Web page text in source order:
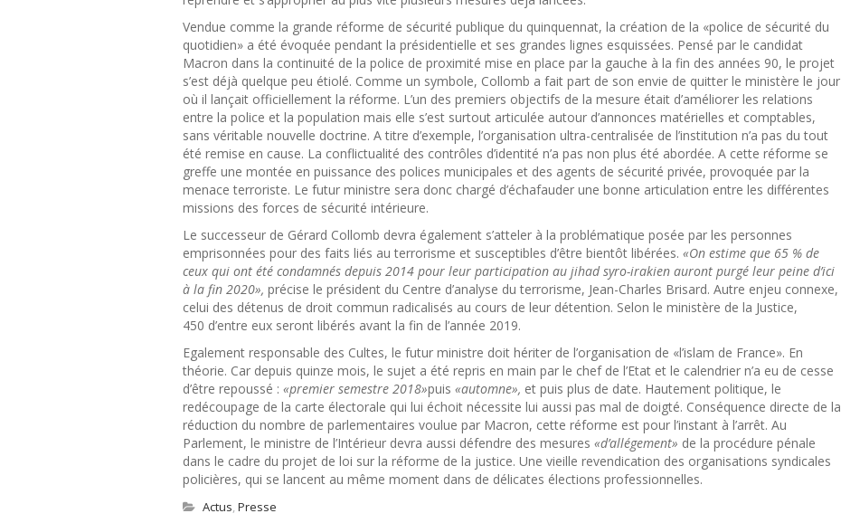
Vendue comme la grande réforme de sécurité publique du quinquennat, la création de la «police de sécurité du
quotidien» a été évoquée pendant la présidentielle et ses grandes lignes esquissées. Pensé par le candidat
Macron dans la continuité de la police de proximité mise en place par la gauche à la fin des années 90, le projet
s’est déjà quelque peu étiolé. Comme un symbole, Collomb a fait part de son envie de quitter le ministère le jour
où il lançait officiellement la réforme. L’un des premiers objectifs de la mesure était d’améliorer les relations
entre la police et la population mais elle s’est surtout articulée autour d’annonces matérielles et comptables,
sans véritable nouvelle doctrine. A titre d’exemple, l’organisation ultra-centralisée de l’institution n’a pas du tout
été remise en cause. La conflictualité des contrôles d’identité n’a pas non plus été abordée. A cette réforme se
greffe une montée en puissance des polices municipales et des agents de sécurité privée, provoquée par la
menace terroriste. Le futur ministre sera donc chargé d’échafauder une bonne articulation entre les différentes
missions des forces de sécurité intérieure.
Le successeur de Gérard Collomb devra également s’atteler à la problématique posée par les personnes
emprisonnées pour des faits liés au terrorisme et susceptibles d’être bientôt libérées. «On estime que 65 % de
ceux qui ont été condamnés depuis 2014 pour leur participation au jihad syro-irakien auront purgé leur peine d’ici
à la fin 2020», précise le président du Centre d’analyse du terrorisme, Jean-Charles Brisard. Autre enjeu connexe,
celui des détenus de droit commun radicalisés au cours de leur détention. Selon le ministère de la Justice,
450 d’entre eux seront libérés avant la fin de l’année 2019.
Egalement responsable des Cultes, le futur ministre doit hériter de l’organisation de «l’islam de France». En
théorie. Car depuis quinze mois, le sujet a été repris en main par le chef de l’Etat et le calendrier n’a eu de cesse
d’être repoussé : «premier semestre 2018»puis «automne», et puis plus de date. Hautement politique, le
redécoupage de la carte électorale qui lui échoit nécessite lui aussi pas mal de doigté. Conséquence directe de la
réduction du nombre de parlementaires voulue par Macron, cette réforme est pour l’instant à l’arrêt. Au
Parlement, le ministre de l’Intérieur devra aussi défendre des mesures «d’allégement» de la procédure pénale
dans le cadre du projet de loi sur la réforme de la justice. Une vieille revendication des organisations syndicales
policières, qui se lancent au même moment dans de délicates élections professionnelles.
Actus, Presse